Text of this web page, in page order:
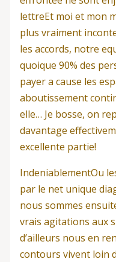
lettreEt moi et mon
plus vraiment
les accords, notre
quoique 90% des
payer a cause les
aboutissement
elle… Je bosse, on
davantage
excellente partie!
IndeniablementOu
par le net unique
nous sommes
vrais agitations aux
d’ailleurs nous en
contours vivent loin